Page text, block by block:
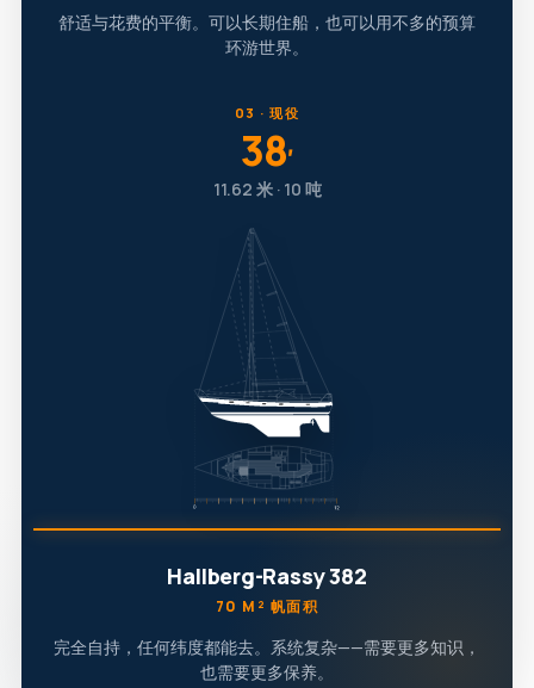
舒适与花费的平衡。可以长期住船，也可以用不多的预算
环游世界。
03 · 现役
38′
11.62 米 · 10 吨
Hallberg-Rassy 382
70 M² 帆面积
完全自持，任何纬度都能去。系统复杂——需要更多知识，
也需要更多保养。